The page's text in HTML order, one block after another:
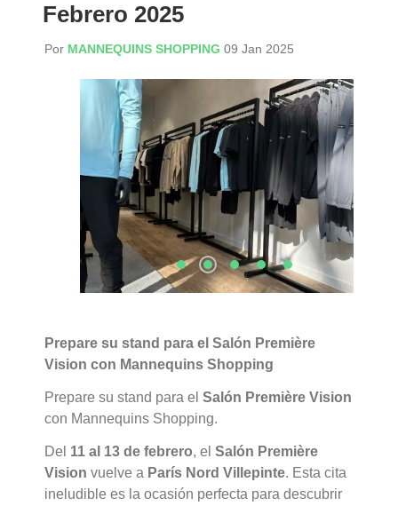
Febrero 2025
Por MANNEQUINS SHOPPING 09 Jan 2025
Prepare su stand para el Salón Première
Vision con Mannequins Shopping
Prepare su stand para el Salón Première Vision
con Mannequins Shopping.
Del 11 al 13 de febrero, el Salón Première
Vision vuelve a París Nord Villepinte. Esta cita
ineludible es la ocasión perfecta para descubrir